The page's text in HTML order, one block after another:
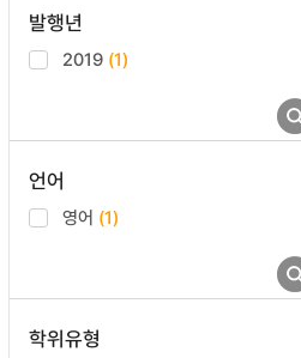
발행년
2019 (1)
언어
영어 (1)
학위유형